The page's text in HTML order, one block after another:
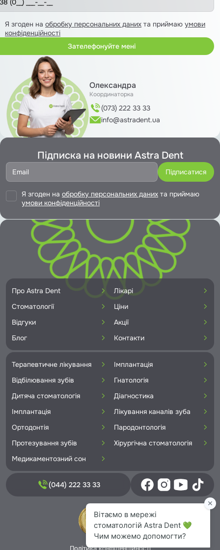
Я згоден наобробку персональних даних та приймаюумови
конфіденційності
Олександра
Координаторка
(073) 222 33 33
info@astradent.ua
Підписка на новини Astra Dent
Я згоден на обробку персональних даних та приймаю
умови конфіденційності
Про Astra Dent
Лікарі
Стоматології
Ціни
Відгуки
Акції
Блог
Контакти
Терапевтичне лікування
Імплантація
Відбілювання зубів
Гнатологія
Дитяча стоматологія
Діагностика
Імплантація
Лікування каналів зуба
Ортодонтія
Пародонтологія
Протезування зубів
Хірургічна стоматологія
Медикаментозний сон
(044) 222 33 33